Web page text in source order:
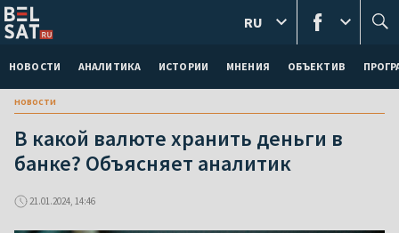
НОВОСТИ АНАЛИТИКА ИСТОРИИ МНЕНИЯ ОБЪЕКТИВ
RU
новости
В какой валюте хранить деньги в
банке? Объясняет аналитик
21.01.2024, 14:46